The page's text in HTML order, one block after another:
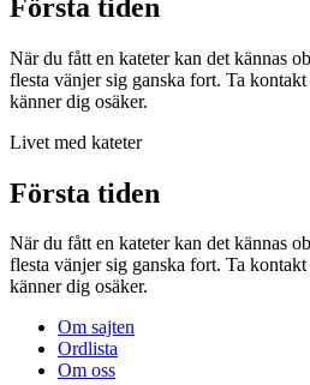
Första tiden
När du fått en kateter kan det kännas
flesta vänjer sig ganska fort. Ta
känner dig osäker.
Livet med kateter
Första tiden
När du fått en kateter kan det kännas
flesta vänjer sig ganska fort. Ta
känner dig osäker.
Om sajten
Ordlista
Om oss